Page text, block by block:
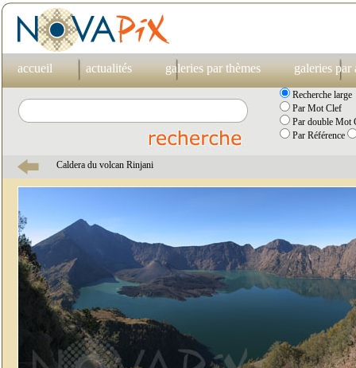
accueil actualités galeries par thèmes galeries par
Recherche large
Par Mot Clef
Par double Mot
Par Référence
Caldera du volcan Rinjani